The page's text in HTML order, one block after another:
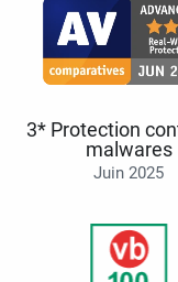
3* Protection
malwares
Juin 2025